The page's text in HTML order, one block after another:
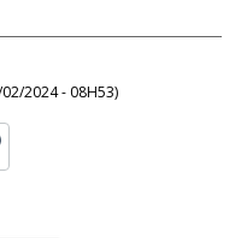
2024 - 08H53)